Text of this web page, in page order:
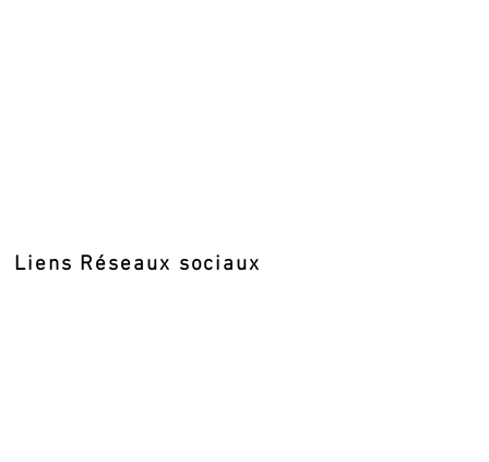
Liens Réseaux sociaux